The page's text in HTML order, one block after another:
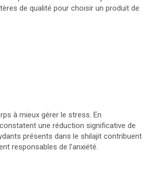
de qualité pour choisir un produit de
à mieux gérer le stress. En
une réduction significative de
présents dans le shilajit contribuent
responsables de l’anxiété.